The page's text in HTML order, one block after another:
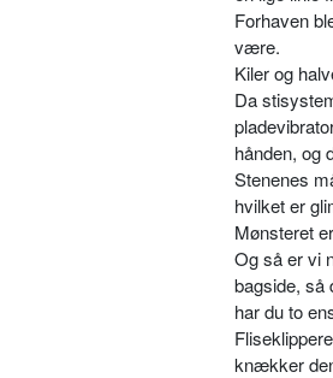
Forhaven
være.
Kiler og
Da
hånden, og
Stenenes
hvilket er
Mønsteret
Og så er vi
bagside, så
har du to
knækker